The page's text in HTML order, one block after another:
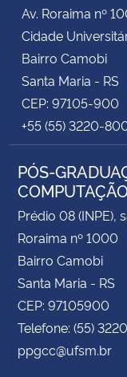
Av. Roraima nº
Cidade
Bairro Camobi
Santa Maria - RS
CEP: 97105-900
+55 (55) 3220-
PÓS-
Prédio 08 (INPE),
Roraima nº 1000
Bairro Camobi
Santa Maria - RS
CEP: 97105900
Telefone: (55)
ppgcc@ufsm.br